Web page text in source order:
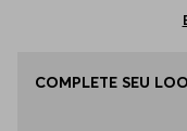
M - M
COMPLETE SEU